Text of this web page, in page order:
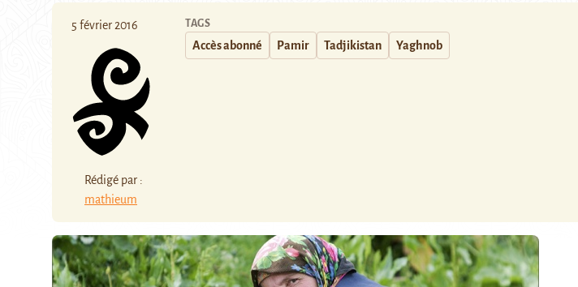
5 février 2016
Rédigé par :
mathieum
TAGS
Accès abonné Pamir Tadjikistan Yaghnob